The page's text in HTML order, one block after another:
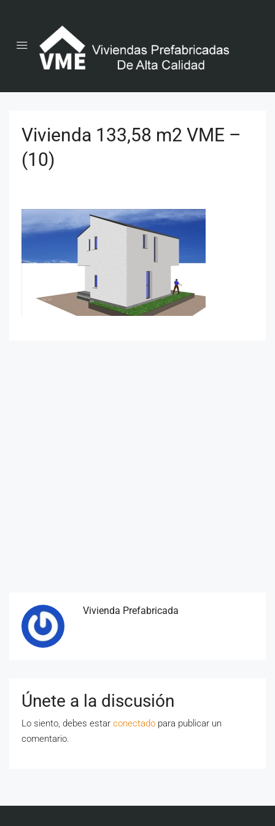
Vivienda 133,58 m2 VME –
(10)
Vivienda Prefabricada
Únete a la discusión
Lo siento, debes estar conectado para publicar un
comentario.